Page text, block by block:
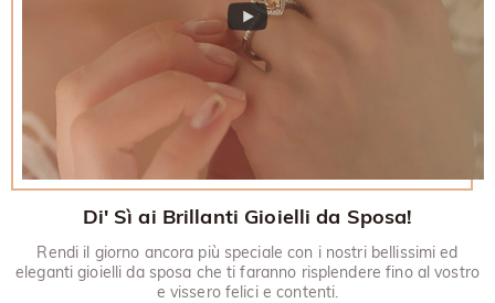
Di' Sì ai Brillanti Gioielli da Sposa!
Rendi il giorno ancora più speciale con i nostri bellissimi ed
eleganti gioielli da sposa che ti faranno risplendere fino al vostro
e vissero felici e contenti.